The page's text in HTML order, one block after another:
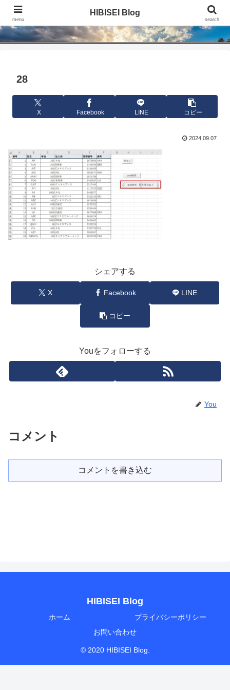
HIBISEI Blog
28
X Facebook LINE コピー
2024.09.07
シェアする
X Facebook LINE
コピー
Youをフォローする
You
コメント
コメントを書き込む
HIBISEI Blog
ホーム
プライバシーポリシー
お問い合わせ
© 2020 HIBISEI Blog.
menu
HIBISEI Blog
search